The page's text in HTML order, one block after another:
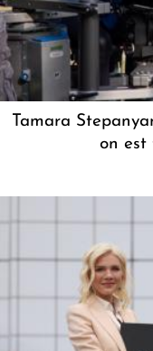
Tamara
on est